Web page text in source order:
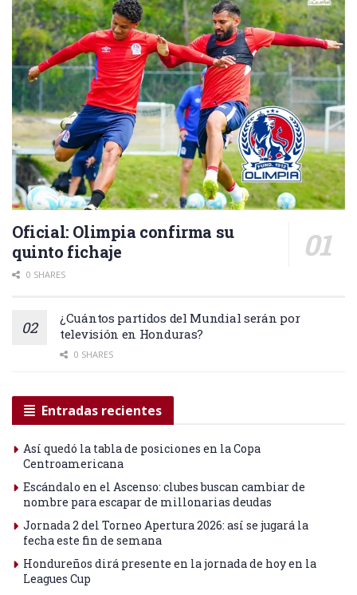
Oficial: Olimpia confirma su
quinto fichaje
0 SHARES
¿Cuántos partidos del Mundial serán por
televisión en Honduras?
0 SHARES
Entradas recientes
Así quedó la tabla de posiciones en la Copa
Centroamericana
Escándalo en el Ascenso: clubes buscan cambiar de
nombre para escapar de millonarias deudas
Jornada 2 del Torneo Apertura 2026: así se jugará la
fecha este fin de semana
Hondureños dirá presente en la jornada de hoy en la
Leagues Cup